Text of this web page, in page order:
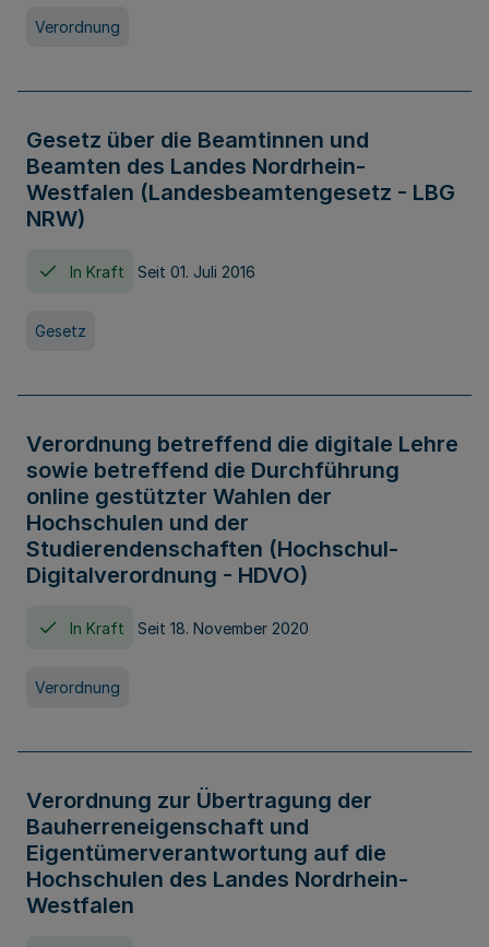
Verordnung
Gesetz über die Beamtinnen und
Beamten des Landes Nordrhein-
Westfalen (Landesbeamtengesetz - LBG
NRW)
In Kraft Seit 01. Juli 2016
Gesetz
Verordnung betreffend die digitale Lehre
sowie betreffend die Durchführung
online gestützter Wahlen der
Hochschulen und der
Studierendenschaften (Hochschul-
Digitalverordnung - HDVO)
In Kraft Seit 18. November 2020
Verordnung
Verordnung zur Übertragung der
Bauherreneigenschaft und
Eigentümerverantwortung auf die
Hochschulen des Landes Nordrhein-
Westfalen